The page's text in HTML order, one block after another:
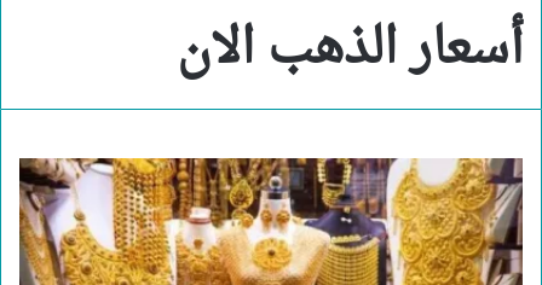
أسعار الذهب الان